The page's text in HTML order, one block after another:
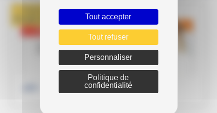
Tout accepter
Tout refuser
Personnaliser
Politique de
confidentialité